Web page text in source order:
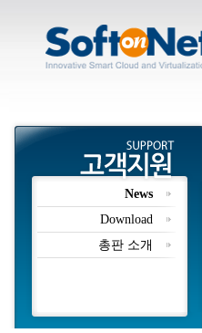
News
Download
총판 소개